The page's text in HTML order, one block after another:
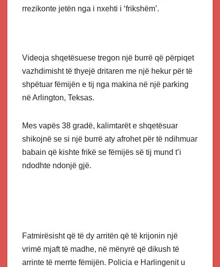
rrezikonte jetën nga i nxehti i ‘frikshëm’.
Videoja shqetësuese tregon një burrë që përpiqet
vazhdimisht të thyejë dritaren me një hekur për të
shpëtuar fëmijën e tij nga makina në një parking
në Arlington, Teksas.
Mes vapës 38 gradë, kalimtarët e shqetësuar
shikojnë se si një burrë aty afrohet për të ndihmuar
babain që kishte frikë se fëmijës së tij mund t’i
ndodhte ndonjë gjë.
Fatmirësisht që të dy arritën që të krijonin një
vrimë mjaft të madhe, në mënyrë që dikush të
arrinte të merrte fëmijën. Policia e Harlingenit u